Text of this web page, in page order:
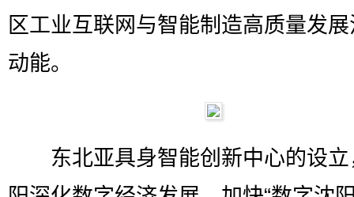
区工业互联网与智能制造高质量发
动能。
东北亚具身智能创新中心的设立